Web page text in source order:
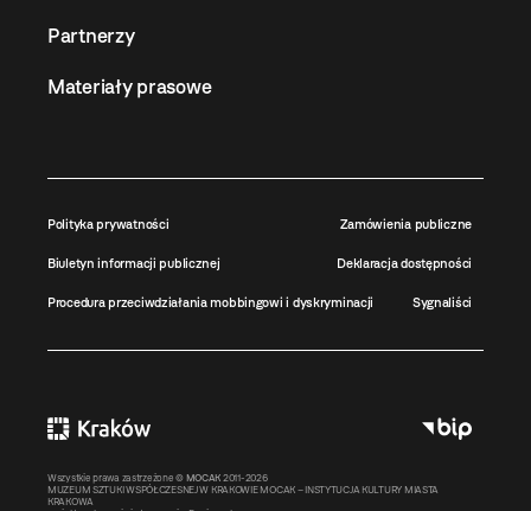
Partnerzy
Materiały prasowe
Polityka prywatności Zamówienia publiczne
Biuletyn informacji publicznej Deklaracja dostępności
Procedura przeciwdziałania mobbingowi i dyskryminacji Sygnaliści
Wszystkie prawa zastrzeżone © MOCAK 2011-2026
MUZEUM SZTUKI WSPÓŁCZESNEJ W KRAKOWIE MOCAK – INSTYTUCJA KULTURY MIASTA
KRAKOWA